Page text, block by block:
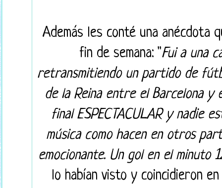
Además les conté una anécdota
fin de semana: "Fui a una
retransmitiendo un partido de
de la Reina entre el Barcelona y
final ESPECTACULAR y nadie
música como hacen en otros
emocionante. Un gol en el minuto
lo habían visto y coincidieron